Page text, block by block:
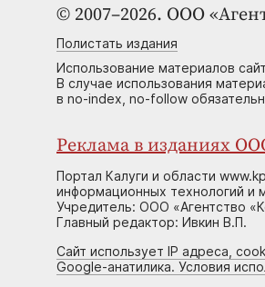
© 2007–2026. ООО
Полистать издания
Использование материалов
В случае использования
в no-index, no-follow
Реклама в изданиях
Портал Калуги и области
информационных технологий и
Учредитель: ООО «Агентство
Главный редактор: Ивкин В.П.
Сайт использует IP адреса,
Google-анатилика. Условия